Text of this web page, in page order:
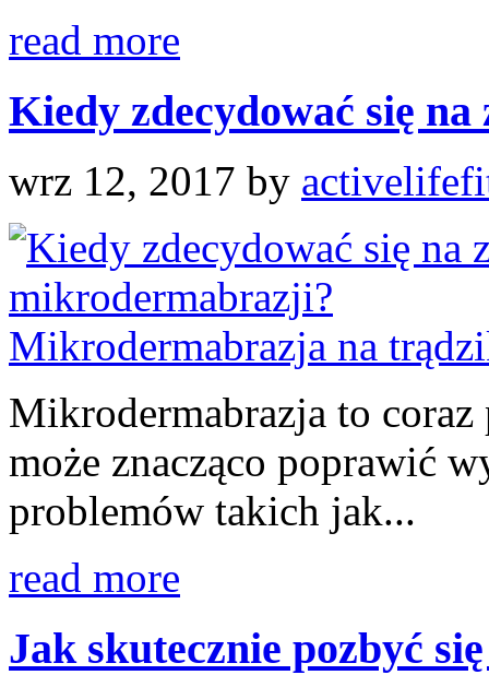
read more
Kiedy zdecydować się na
wrz 12, 2017 by
Mikrodermabrazja to
może znacząco poprawić
problemów takich jak...
read more
Jak skutecznie pozbyć